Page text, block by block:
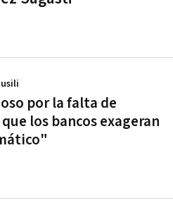
por la falta de
los bancos exageran